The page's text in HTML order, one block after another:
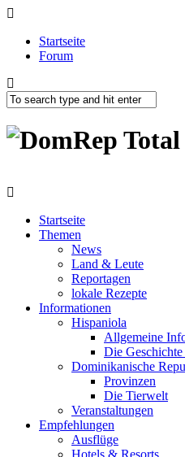
Startseite
Forum
Startseite
Themen
News
Land & Leute
Reportagen
lokale Rezepte
Informationen
Hispaniola
Allgemeine
Die
Dominikanische
Provinzen
Die Tierwelt
Veranstaltungen
Empfehlungen
Ausflüge
Hotels & Resorts